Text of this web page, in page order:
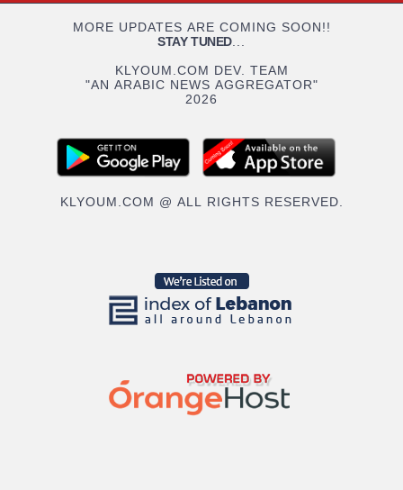
MORE UPDATES ARE COMING SOON!!
STAY TUNED...
KLYOUM.COM DEV. TEAM
"AN ARABIC NEWS AGGREGATOR"
2026
KLYOUM.COM @ ALL RIGHTS RESERVED.